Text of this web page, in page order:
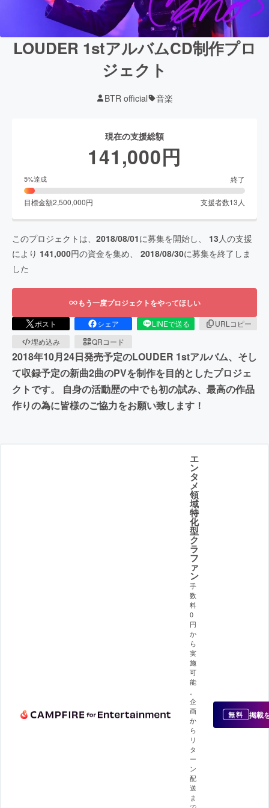
LOUDER 1stアルバムCD制作プロ
ジェクト
BTR official 音楽
現在の支援総額
141,000円
5%達成 終了
目標金額2,500,000円 支援者数13 人
このプロジェクトは、 2018/08/01に募集を開始し、 13 人の支援
により 141,000円の資金を集め、 2018/08/30に募集を終了しま
した
もう一度プロジェクトをやってほしい
ポスト シェア LINEで送る
URLコピー
埋め込み
QRコード
2018年10月24日発売予定のLOUDER 1stアルバム、そし
て収録予定の新曲2曲のPVを制作を目的としたプロジェ
クトです。 自身の活動歴の中でも初の試み、最高の作品
作りの為に皆様のご協力をお願い致します！
エ
ン
タ
メ
領
域
特
化
型
ク
ラ
フ
ァ
ン
手
数
料
0
円
か
ら
実
施
可
能
企
画
か
ら
リ
タ
ー
ン
配
送
ま
無料 掲載